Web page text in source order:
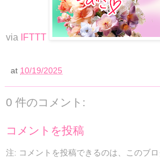
via IFTTT
at 10/19/2025
0 件のコメント:
コメントを投稿
注: コメントを投稿できるのは、このブ